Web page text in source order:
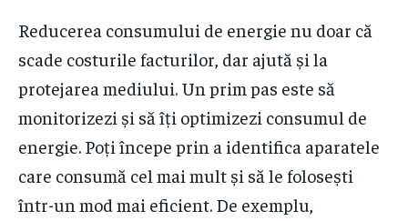
Reducerea consumului de energie nu doar că
scade costurile facturilor, dar ajută și la
protejarea mediului. Un prim pas este să
monitorizezi și să îți optimizezi consumul de
energie. Poți începe prin a identifica aparatele
care consumă cel mai mult și să le folosești
într-un mod mai eficient. De exemplu,